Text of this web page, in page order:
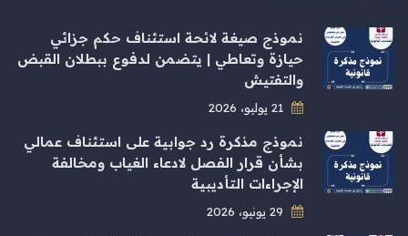
نموذج صيغة لائحة استئناف حكم جزائي
حيازة وتعاطي | يتضمن لدفوع ببطلان القبض
والتفتيش
نموذج مذكرة رد جوابية على استئناف عمالي
بشأن قرار الفصل لادعاء الغياب ومخالفة
الإجراءات التأديبية